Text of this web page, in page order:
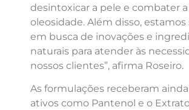
desintoxicar a pele e combater a
oleosidade. Além disso,
em busca de inovações e
naturais para atender às
nossos clientes”, afirma Roseiro.
As formulações receberam
ativos como Pantenol e o